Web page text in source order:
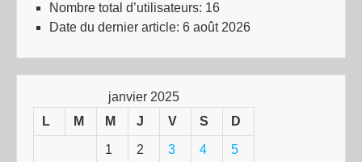
Nombre total d’utilisateurs: 16
Date du dernier article: 6 août 2026
janvier 2025
L
M M J V S D
1 2 3 4 5